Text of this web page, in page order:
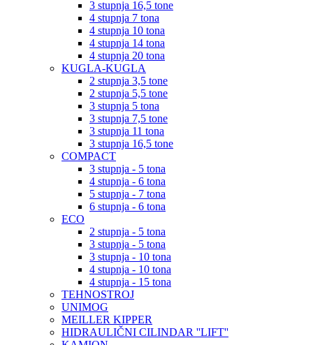
3 stupnja 16,5 tone
4 stupnja 7 tona
4 stupnja 10 tona
4 stupnja 14 tona
4 stupnja 20 tona
KUGLA-KUGLA
2 stupnja 3,5 tone
2 stupnja 5,5 tone
3 stupnja 5 tona
3 stupnja 7,5 tone
3 stupnja 11 tona
3 stupnja 16,5 tone
COMPACT
3 stupnja - 5 tona
4 stupnja - 6 tona
5 stupnja - 7 tona
6 stupnja - 6 tona
ECO
2 stupnja - 5 tona
3 stupnja - 5 tona
3 stupnja - 10 tona
4 stupnja - 10 tona
4 stupnja - 15 tona
TEHNOSTROJ
UNIMOG
MEILLER KIPPER
HIDRAULIČNI CILINDAR ''LIFT''